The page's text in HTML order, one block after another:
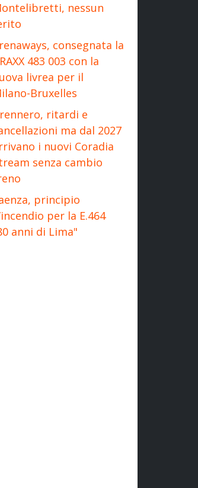
nessun
consegnata la
483 003 con la
livrea per il
Bruxelles
ritardi e
ma dal 2027
i nuovi Coradia
senza cambio
principio
per la E.464
anni di Lima"